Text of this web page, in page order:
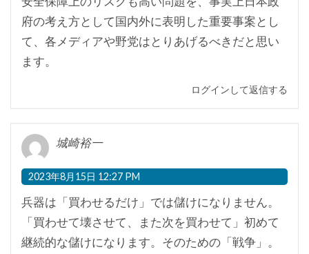
府の考え方として国内外に表明した重要事案とし
て、各メディアや野党はとりあげるべきだと思い
ます。
ログインして返信する
城崎裕一
2023年8月15日 12:27 PM
兵器は「買わせるだけ」では儲けになりません。
「買わせて壊させて、また次を買わせて」初めて
継続的な儲けになります。そのための「戦争」。